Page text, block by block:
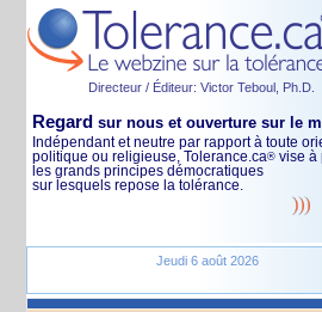
Directeur / Éditeur: Victor Teboul, Ph.D.
Regard sur nous et ouverture sur le
Indépendant et neutre par rapport à toute
politique ou religieuse, Tolerance.ca® vise à
les grands principes démocratiques
sur lesquels repose la tolérance.
Jeudi 6 août 2026